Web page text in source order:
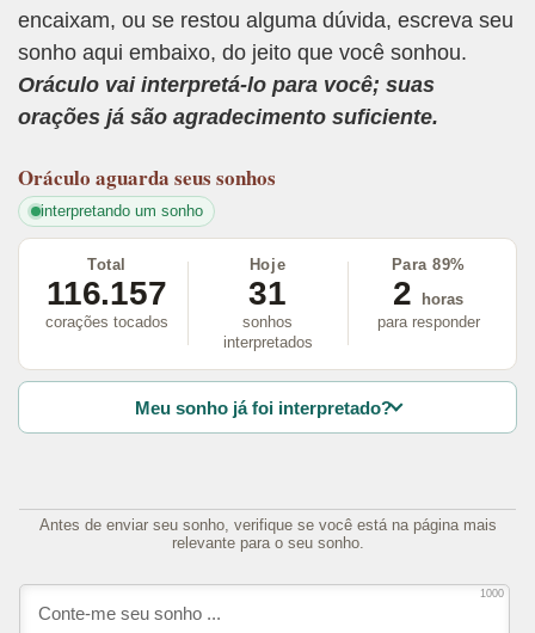
encaixam, ou se restou alguma dúvida, escreva seu
sonho aqui embaixo, do jeito que você sonhou.
Oráculo vai interpretá-lo para você; suas
orações já são agradecimento suficiente.
Oráculo aguarda seus sonhos
interpretando um sonho
Total
116.157
corações tocados
Hoje
31
sonhos
interpretados
Para 89%
2
horas
para responder
Meu sonho já foi interpretado?
Antes de enviar seu sonho, verifique se você está na página mais
relevante para o seu sonho.
1000